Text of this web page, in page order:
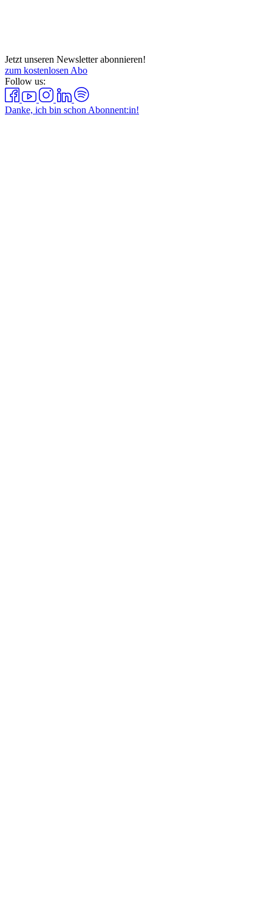
Jetzt unseren Newsletter abonnieren!
zum kostenlosen Abo
Follow us:
Danke, ich bin schon Abonnent:in!